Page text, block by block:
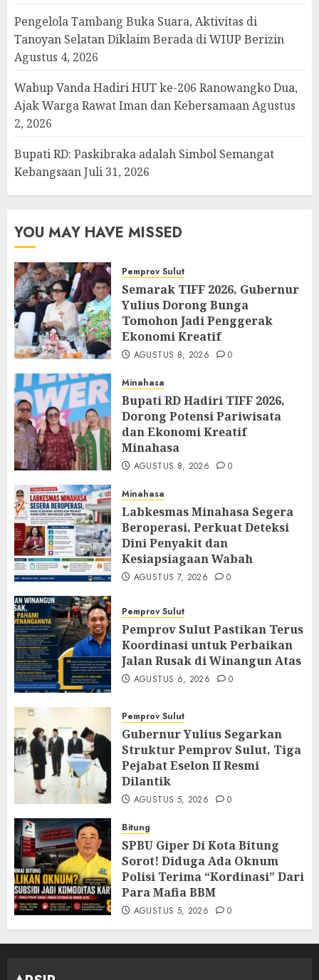
Pengelola Tambang Buka Suara, Aktivitas di
Tanoyan Selatan Diklaim Berada di WIUP Berizin
Agustus 4, 2026
Wabup Vanda Hadiri HUT ke-206 Ranowangko Dua,
Ajak Warga Rawat Iman dan KebersamaanAgustus
2, 2026
Bupati RD: Paskibraka adalah Simbol Semangat
KebangsaanJuli 31, 2026
YOU MAY HAVE MISSED
Pemprov Sulut
Semarak TIFF 2026, Gubernur
Yulius Dorong Bunga
Tomohon Jadi Penggerak
Ekonomi Kreatif
AGUSTUS 8, 2026 0
Minahasa
Bupati RD Hadiri TIFF 2026,
Dorong Potensi Pariwisata
dan Ekonomi Kreatif
Minahasa
AGUSTUS 8, 2026 0
Minahasa
Labkesmas Minahasa Segera
Beroperasi, Perkuat Deteksi
Dini Penyakit dan
Kesiapsiagaan Wabah
AGUSTUS 7, 2026 0
Pemprov Sulut
Pemprov Sulut Pastikan Terus
Koordinasi untuk Perbaikan
Jalan Rusak di Winangun Atas
AGUSTUS 6, 2026 0
Pemprov Sulut
Gubernur Yulius Segarkan
Struktur Pemprov Sulut, Tiga
Pejabat Eselon II Resmi
Dilantik
AGUSTUS 5, 2026 0
Bitung
SPBU Giper Di Kota Bitung
Sorot! Diduga Ada Oknum
Polisi Terima “Kordinasi” Dari
Para Mafia BBM
AGUSTUS 5, 2026 0